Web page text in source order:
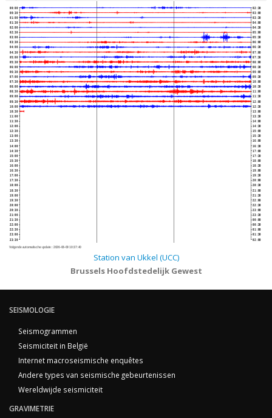
00:00
00:30
01:00
01:30
02:00
02:30
03:00
03:30
04:00
04:30
05:00
05:30
06:00
06:30
07:00
07:30
08:00
08:30
09:00
09:30
10:00
10:30
11:00
11:30
12:00
12:30
13:00
13:30
14:00
14:30
15:00
15:30
16:00
16:30
17:00
17:30
18:00
18:30
19:00
19:30
20:00
20:30
21:00
21:30
22:00
22:30
23:00
23:30
02:30
03:00
03:30
04:00
04:30
05:00
05:30
06:00
06:30
07:00
07:30
08:00
08:30
09:00
09:30
10:00
10:30
11:00
11:30
12:00
12:30
13:00
13:30
14:00
14:30
15:00
15:30
16:00
16:30
17:00
17:30
18:00
18:30
19:00
19:30
20:00
20:30
21:00
21:30
22:00
22:30
23:00
23:30
00:00
00:30
01:00
01:30
02:00
Volgende automatische update : 2026-08-09 10:37:40
Station van Ukkel (UCC)
Brussels Hoofdstedelijk Gewest
SEISMOLOGIE
Seismogrammen
Seismiciteit in België
Internet macroseismische enquêtes
Andere types van seismische gebeurtenissen
Wereldwijde seismiciteit
GRAVIMETRIE